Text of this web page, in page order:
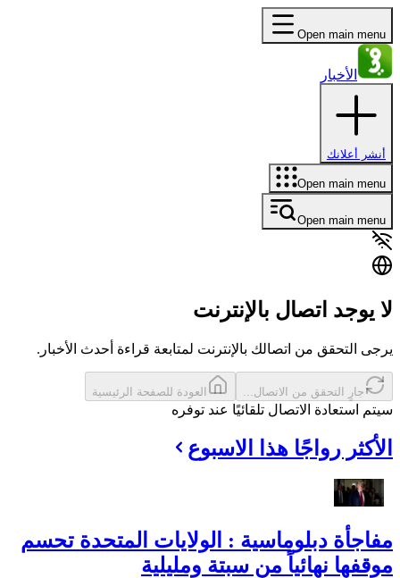
Open main menu
الأخبار
أنشر أعلانك
Open main menu
Open main menu
لا يوجد اتصال بالإنترنت
يرجى التحقق من اتصالك بالإنترنت لمتابعة قراءة أحدث الأخبار.
حاول مرة أخرى العودة للصفحة الرئيسية
سيتم استعادة الاتصال تلقائيًا عند توفره
الأكثر رواجًا هذا الاسبوع
مفاجأة دبلوماسية : الولايات المتحدة تحسم
موقفها نهائياً من سبتة ومليلية